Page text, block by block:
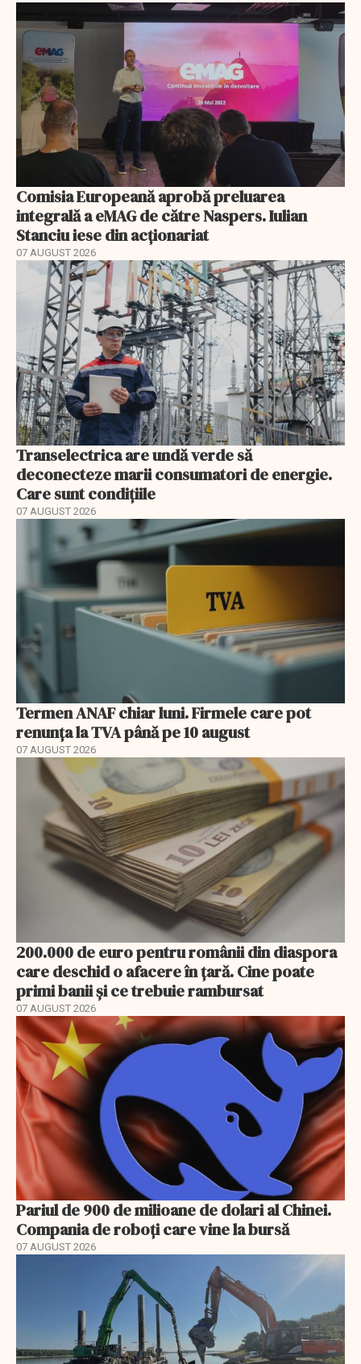
Comisia Europeană aprobă preluarea
integrală a eMAG de către Naspers. Iulian
Stanciu iese din acționariat
07 AUGUST 2026
Transelectrica are undă verde să
deconecteze marii consumatori de energie.
Care sunt condițiile
07 AUGUST 2026
Termen ANAF chiar luni. Firmele care pot
renunța la TVA până pe 10 august
07 AUGUST 2026
200.000 de euro pentru românii din diaspora
care deschid o afacere în țară. Cine poate
primi banii și ce trebuie rambursat
07 AUGUST 2026
Pariul de 900 de milioane de dolari al Chinei.
Compania de roboți care vine la bursă
07 AUGUST 2026